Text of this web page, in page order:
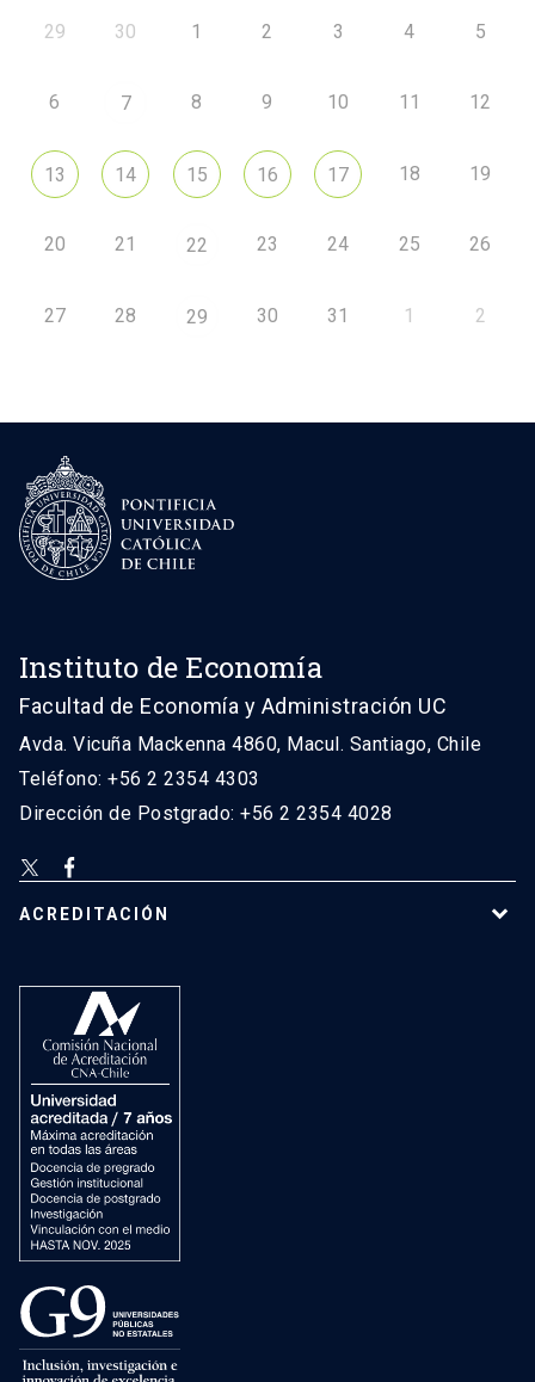
29 30 1 2 3 4 5
6 7 8 9 10 11 12
13 14 15 16 17 18 19
20 21 22 23 24 25 26
27 28 29 30 31 1 2
Instituto de Economía
Facultad de Economía y Administración UC
Avda. Vicuña Mackenna 4860, Macul. Santiago, Chile
Teléfono: +56 2 2354 4303
Dirección de Postgrado: +56 2 2354 4028
ACREDITACIÓN